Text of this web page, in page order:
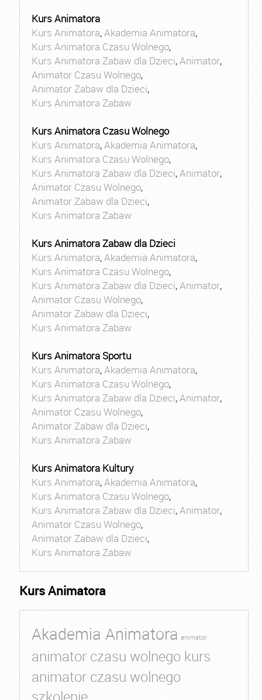
Kurs Animatora
Kurs Animatora,Akademia Animatora,
Kurs Animatora Czasu Wolnego,
Kurs Animatora Zabaw dla Dzieci,Animator,
Animator Czasu Wolnego,
Animator Zabaw dla Dzieci,
Kurs Animatora Zabaw
Kurs Animatora Czasu Wolnego
Kurs Animatora,Akademia Animatora,
Kurs Animatora Czasu Wolnego,
Kurs Animatora Zabaw dla Dzieci,Animator,
Animator Czasu Wolnego,
Animator Zabaw dla Dzieci,
Kurs Animatora Zabaw
Kurs Animatora Zabaw dla Dzieci
Kurs Animatora,Akademia Animatora,
Kurs Animatora Czasu Wolnego,
Kurs Animatora Zabaw dla Dzieci,Animator,
Animator Czasu Wolnego,
Animator Zabaw dla Dzieci,
Kurs Animatora Zabaw
Kurs Animatora Sportu
Kurs Animatora,Akademia Animatora,
Kurs Animatora Czasu Wolnego,
Kurs Animatora Zabaw dla Dzieci,Animator,
Animator Czasu Wolnego,
Animator Zabaw dla Dzieci,
Kurs Animatora Zabaw
Kurs Animatora Kultury
Kurs Animatora,Akademia Animatora,
Kurs Animatora Czasu Wolnego,
Kurs Animatora Zabaw dla Dzieci,Animator,
Animator Czasu Wolnego,
Animator Zabaw dla Dzieci,
Kurs Animatora Zabaw
Kurs Animatora
Akademia Animatora animator
animator czasu wolnego kurs
animator czasu wolnego